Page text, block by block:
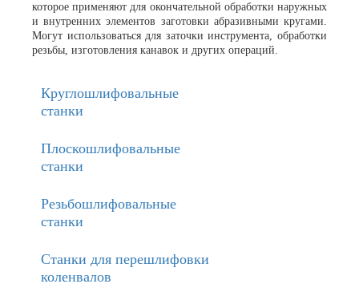
которое применяют для окончательной обработки наружных
и внутренних элементов заготовки абразивными кругами.
Могут использоваться для заточки инструмента, обработки
резьбы, изготовления канавок и других операций.
Круглошлифовальные
станки
Плоскошлифовальные
станки
Резьбошлифовальные
станки
Станки для перешлифовки
коленвалов